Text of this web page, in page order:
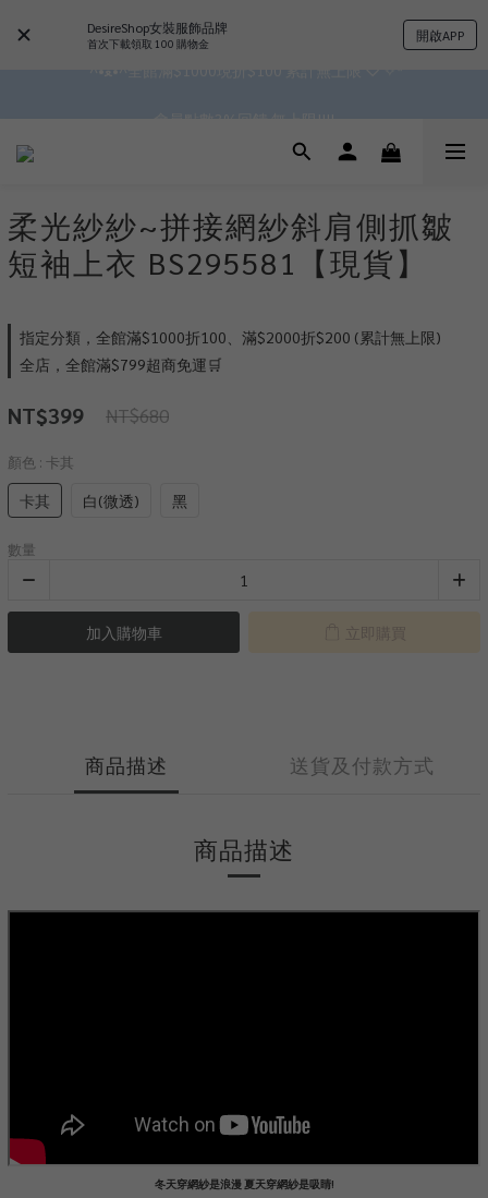
DesireShop女裝服飾品牌
首次下載領取 100 購物金 開啟APP
^•ﻌ•^全館滿$1000現折$100 累計無上限 ♡ ✧*
✿॰ॱ*｡ﾟ 全館滿$799即免運ॱ*｡ﾟ✿
柔光紗紗~拼接網紗斜肩側抓皺
短袖上衣 BS295581【現貨】
指定分類，全館滿$1000折100、滿$2000折$200 (累計無上限)
全店，全館滿$799超商免運🛒
NT$399 NT$680
顏色 : 卡其
卡其 白(微透) 黑
數量
加入購物車 立即購買
商品描述 送貨及付款方式
商品描述
冬天穿網紗是浪漫 夏天穿網紗是吸睛!